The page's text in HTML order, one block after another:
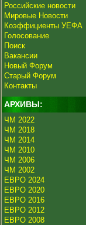
Российские новости
Мировые Новости
Коэффициенты УЕФА
Голосование
Поиск
Вакансии
Новый Форум
Старый Форум
Контакты
АРХИВЫ:
ЧМ 2022
ЧМ 2018
ЧМ 2014
ЧМ 2010
ЧМ 2006
ЧМ 2002
ЕВРО 2024
ЕВРО 2020
ЕВРО 2016
ЕВРО 2012
ЕВРО 2008